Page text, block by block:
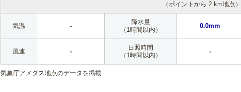
（ポイントから 2 km地点）
気温 -
降水量
（1時間以内）
0.0mm
風速 -
日照時間
（1時間以内）
-
気象庁アメダス地点のデータを掲載